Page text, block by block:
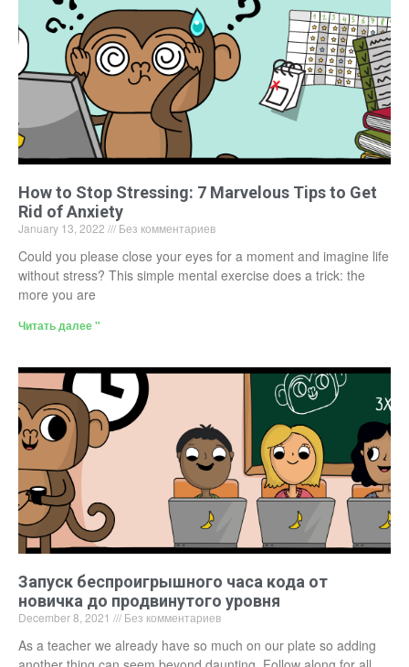
How to Stop Stressing: 7 Marvelous Tips to Get
Rid of Anxiety
January 13, 2022 Без комментариев
Could you please close your eyes for a moment and imagine life
without stress? This simple mental exercise does a trick: the
more you are
Читать далее "
Запуск беспроигрышного часа кода от
новичка до продвинутого уровня
December 8, 2021 Без комментариев
As a teacher we already have so much on our plate so adding